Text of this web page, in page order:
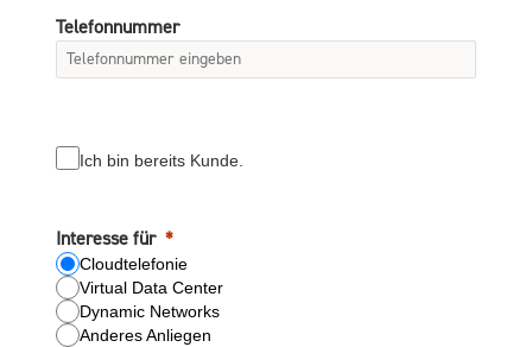
Telefonnummer
Ich bin bereits Kunde.
Interesse für
Cloudtelefonie
Virtual Data Center
Dynamic Networks
Anderes Anliegen